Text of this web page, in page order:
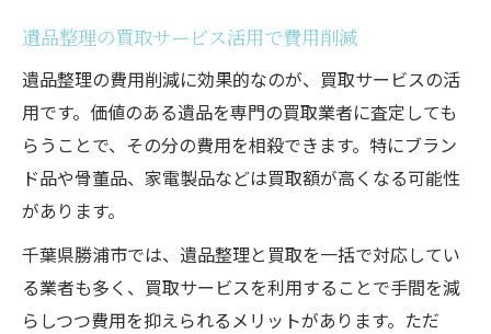
遺品整理の買取サービス活用で費用削減
遺品整理の費用削減に効果的なのが、買取サービスの活
用です。価値のある遺品を専門の買取業者に査定しても
らうことで、その分の費用を相殺できます。特にブラン
ド品や骨董品、家電製品などは買取額が高くなる可能性
があります。
千葉県勝浦市では、遺品整理と買取を一括で対応してい
る業者も多く、買取サービスを利用することで手間を減
らしつつ費用を抑えられるメリットがあります。ただ